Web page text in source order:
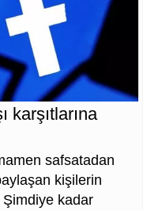
karşıtlarına
safsatadan
kişilerin
Şimdiye kadar